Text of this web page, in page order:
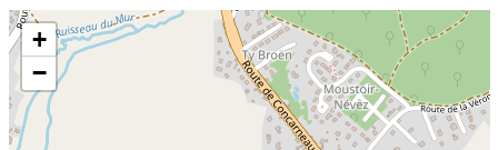
Skip the map and go straight to the information
+
−